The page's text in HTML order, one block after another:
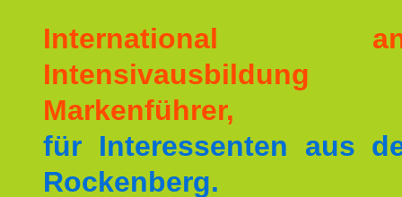
International
Markenführer,
für Interessenten aus
Rockenberg.